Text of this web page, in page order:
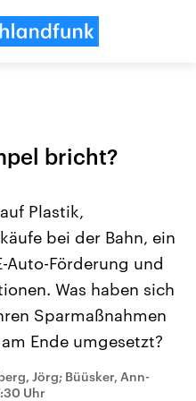
aus
USA
Aktuelle Beiträge,
Hintergründe
Wirtschaftlich und
gehören die Vereinigten
den mächtigsten Ländern
mit großem Einfluss auf
bricht?
Plastik,
bei der Bahn, ein
Auto-Förderung und
Was haben sich
Sparmaßnahmen
Ende umgesetzt?
Jörg; Büüsker, Ann-
Uhr